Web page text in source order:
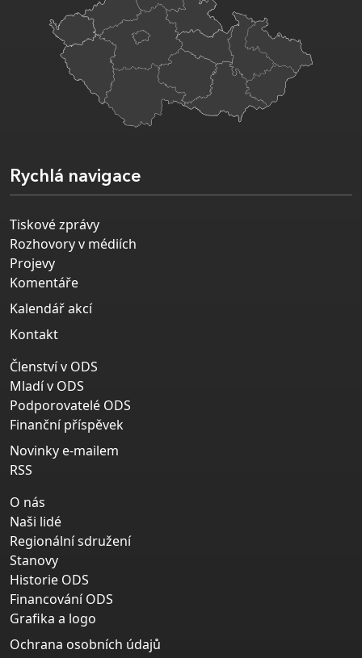
Rychlá navigace
Tiskové zprávy
Rozhovory v médiích
Projevy
Komentáře
Kalendář akcí
Kontakt
Členství v ODS
Mladí v ODS
Podporovatelé ODS
Finanční příspěvek
Novinky e-mailem
RSS
O nás
Naši lidé
Regionální sdružení
Stanovy
Historie ODS
Financování ODS
Grafika a logo
Ochrana osobních údajů